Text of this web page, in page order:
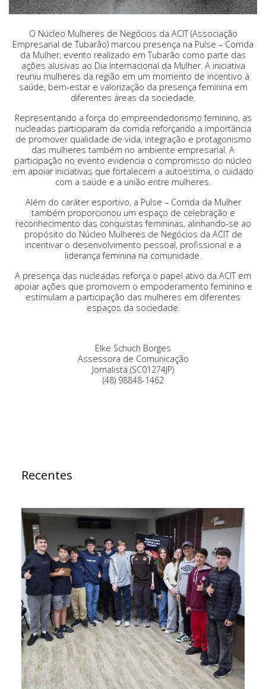
O Núcleo Mulheres de Negócios da ACIT (Associação
Empresarial de Tubarão) marcou presença na Pulse – Corrida
da Mulher, evento realizado em Tubarão como parte das
ações alusivas ao Dia Internacional da Mulher. A iniciativa
reuniu mulheres da região em um momento de incentivo à
saúde, bem-estar e valorização da presença feminina em
diferentes áreas da sociedade.
Representando a força do empreendedorismo feminino, as
nucleadas participaram da corrida reforçando a importância
de promover qualidade de vida, integração e protagonismo
das mulheres também no ambiente empresarial. A
participação no evento evidencia o compromisso do núcleo
em apoiar iniciativas que fortalecem a autoestima, o cuidado
com a saúde e a união entre mulheres.
Além do caráter esportivo, a Pulse – Corrida da Mulher
também proporcionou um espaço de celebração e
reconhecimento das conquistas femininas, alinhando-se ao
propósito do Núcleo Mulheres de Negócios da ACIT de
incentivar o desenvolvimento pessoal, profissional e a
liderança feminina na comunidade.
A presença das nucleadas reforça o papel ativo da ACIT em
apoiar ações que promovem o empoderamento feminino e
estimulam a participação das mulheres em diferentes
espaços da sociedade.
Elke Schuch Borges
Assessora de Comunicação
Jornalista (SC01274JP)
(48) 98848-1462
Recentes